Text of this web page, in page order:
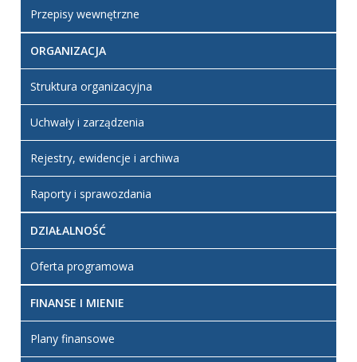
załącznik -
Statut
Artykuł został
zmieniony.
czwartek,
Przepisy wewnętrzne
ORGANIZACJA
Struktura organizacyjna
Uchwały i zarządzenia
Rejestry, ewidencje i archiwa
Raporty i sprawozdania
DZIAŁALNOŚĆ
Oferta programowa
FINANSE I MIENIE
Plany finansowe